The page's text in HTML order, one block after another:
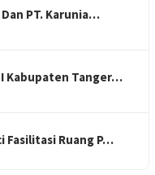
Dan PT. Karunia…
Kabupaten Tanger…
Fasilitasi Ruang P…